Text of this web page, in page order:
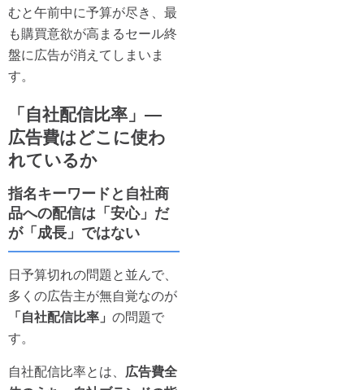
むと午前中に予算が尽き、最
も購買意欲が高まるセール終
盤に広告が消えてしまいま
す。
「自社配信比率」—
広告費はどこに使わ
れているか
指名キーワードと自社商
品への配信は「安心」だ
が「成長」ではない
日予算切れの問題と並んで、
多くの広告主が無自覚なのが
「自社配信比率」 の問題で
す。
自社配信比率とは、 広告費全